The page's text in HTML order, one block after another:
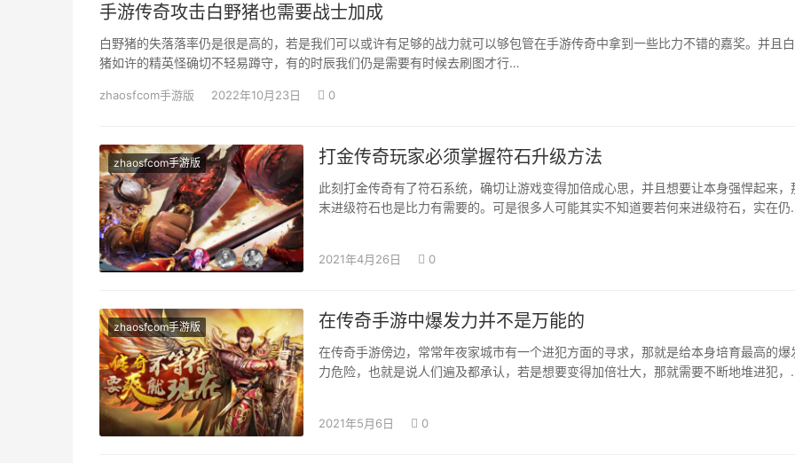
手游传奇攻击白野猪也需要战士加成
白野猪的失落落率仍是很是高的，若是我们可以或许有足够的战力就可以够包管在手游传奇中拿到一些比力不错的嘉奖。并且
猪如许的精英怪确切不轻易蹲守，有的时辰我们仍是需要有时候去刷图才行…
zhaosfcom手游版 2022年10月23日 0
zhaosfcom手游版 打金传奇玩家必须掌握符石升级方法
此刻打金传奇有了符石系统，确切让游戏变得加倍成心思，并且想要让本身强悍起来，
末进级符石也是比力有需要的。可是很多人可能其实不知道要若何来进级符石，实在仍
2021年4月26日 0
zhaosfcom手游版 在传奇手游中爆发力并不是万能的
在传奇手游傍边，常常年夜家城市有一个进犯方面的寻求，那就是给本身培育最高的爆
力危险，也就是说人们遍及都承认，若是想要变得加倍壮大，那就需要不断地堆进犯，
2021年5月6日 0